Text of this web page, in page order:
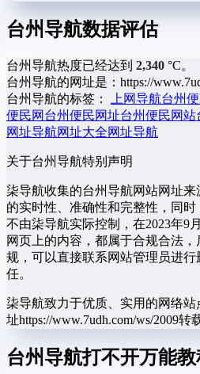
台州导航数据评估
台州导航热度已经达到 2,340 °C。
台州导航的网址是：https://
台州导航的标签：
上网导航台州
便民网 台州便民网址台州便民网站
网址导航网址大全网址导航
关于台州导航特别声明
柒导航收集的台州导航网站网址
的实时性、准确性和完整性，同时
不由柒导航实际控制，在2023年9
网页上的内容，都属于合规合法
规，可以直接联系网站管理员进
任。
柒导航致力于优质、实用的网络站
址https://www.7udh.com/ws/2009转
台州导航打不开万能教